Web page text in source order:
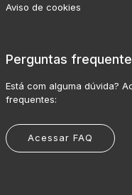
Aviso de cookies
Perguntas
Está com alguma dúvida?
frequentes:
Acessar FAQ